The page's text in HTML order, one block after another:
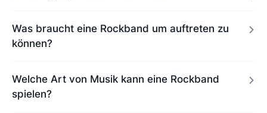
Was braucht eine Rockband um auftreten zu
können?
Welche Art von Musik kann eine Rockband
spielen?